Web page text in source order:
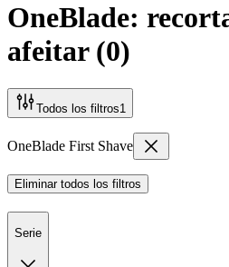
OneBlade:
afeitar(0)
Todos los filtros1
OneBlade First Shave
Eliminar todos los filtros
Serie